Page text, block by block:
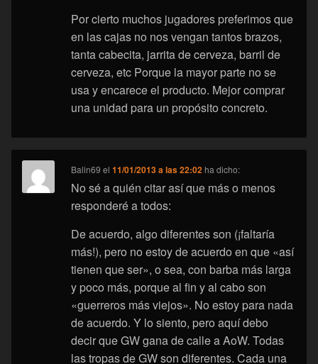
Por cierto muchos jugadores preferimos que
en las cajas no nos vengan tantos brazos,
tanta cabecita, jarrita de cerveza, barril de
cerveza, etc Porque la mayor parte no se
usa y encarece el producto. Mejor comprar
una unidad para un propósito concreto.
Balin69 el11/01/2013 a las 22:02 ha dicho:
No sé a quién citar así que más o menos
responderé a todos:
De acuerdo, algo diferentes son (¡faltaría
más!), pero no estoy de acuerdo en que «así
tienen que ser», o sea, con barba más larga
y poco más, porque al fin y al cabo son
«guerreros más viejos». No estoy para nada
de acuerdo. Y lo siento, pero aquí debo
decir que GW gana de calle a AoW. Todas
las tropas de GW son diferentes. Cada una